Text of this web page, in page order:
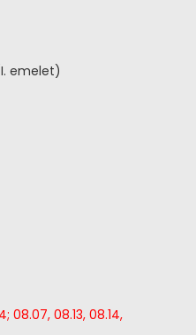
emelet)
08.07, 08.13, 08.14,